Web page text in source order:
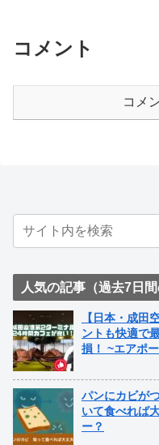
コメント
コメ
人気の記事（過去7日間
【日本・成田
ントも快適で
損！ ~エアポ
パンにカビが
いて食べれば
ー？